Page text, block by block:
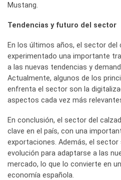
Mustang.
Tendencias y futuro del sector
En los últimos años, el sector del
experimentado una importante
a las nuevas tendencias y
Actualmente, algunos de los
enfrenta el sector son la
aspectos cada vez más
En conclusión, el sector del
clave en el país, con una
exportaciones. Además, el
evolución para adaptarse a las
mercado, lo que lo convierte en
economía española.